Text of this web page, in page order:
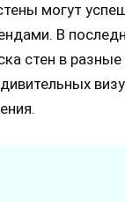
могут
В
стен в